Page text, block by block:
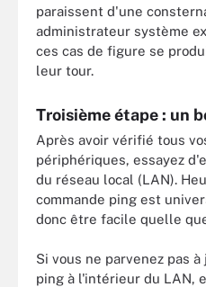
paraissent d'une
administrateur système
ces cas de figure se
leur tour.
Troisième étape : un
Après avoir vérifié tous
périphériques, essayez
du réseau local (LAN).
commande ping est
donc être facile quelle
Si vous ne parvenez pas
ping à l'intérieur du LAN,